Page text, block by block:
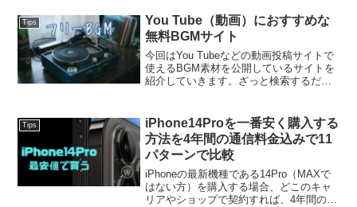
SH04」という機種からだそうです。その
画素数は...
Tips
You Tube（動画）におすすめな
無料BGMサイト
今回はYou Tubeなどの動画投稿サイトで
使えるBGM素材を公開しているサイトを
紹介していきます。ざっと検索するだけ
約が異なったりするので、一覧表を作っ
たら便利かな...
Tips
iPhone14Proを一番安く購入する
方法を4年間の通信料金込みで11
パターンで比較
iPhoneの最新機種である14Pro（MAXで
はない方）を購入する場合、どこのキャ
リアやショップで契約すれば、4年間の実